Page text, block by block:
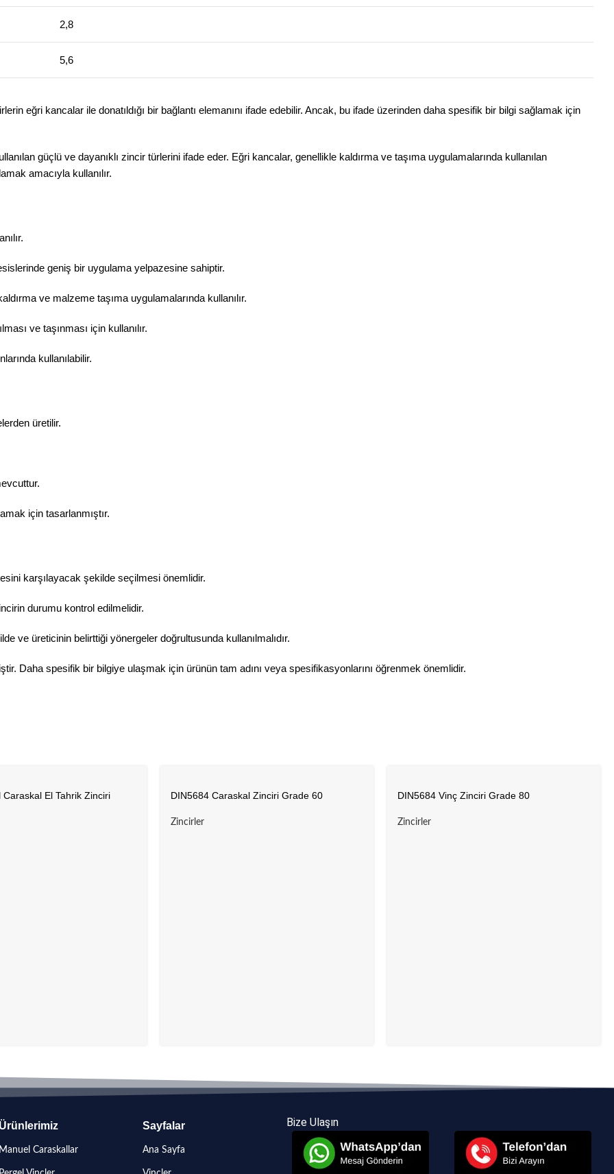
2,8
5,6
eğri kancalar ile donatıldığı bir bağlantı elemanını ifade edebilir. Ancak, bu ifade üzerinden daha spesifik bir bilgi sağlamak için
güçlü ve dayanıklı zincir türlerini ifade eder. Eğri kancalar, genellikle kaldırma ve taşıma uygulamalarında kullanılan
amacıyla kullanılır.
geniş bir uygulama yelpazesine sahiptir.
ve malzeme taşıma uygulamalarında kullanılır.
ve taşınması için kullanılır.
kullanılabilir.
üretilir.
için tasarlanmıştır.
karşılayacak şekilde seçilmesi önemlidir.
durumu kontrol edilmelidir.
ve üreticinin belirttiği yönergeler doğrultusunda kullanılmalıdır.
Daha spesifik bir bilgiye ulaşmak için ürünün tam adını veya spesifikasyonlarını öğrenmek önemlidir.
El Tahrik Zinciri DIN5684 Caraskal Zinciri Grade 60
Zincirler
DIN5684 Vinç Zinciri Grade 80
Zincirler
Ürünlerimiz
Manuel Caraskallar
Sayfalar
Ana Sayfa
Bize Ulaşın